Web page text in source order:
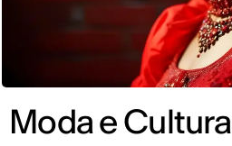
Moda e Cultura